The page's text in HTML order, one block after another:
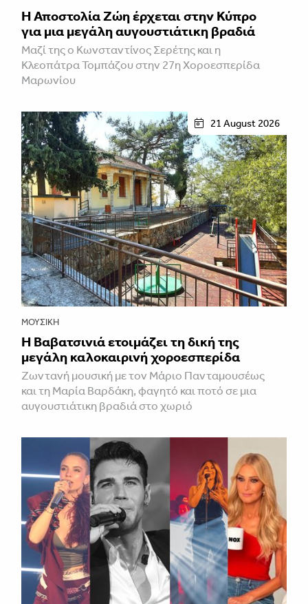
Η Αποστολία Ζώη έρχεται στην Κύπρο
για μια μεγάλη αυγουστιάτικη βραδιά
Μαζί της ο Κωνσταντίνος Σερέτης και η
Κλεοπάτρα Τομπάζου στην 27η Χοροεσπερίδα
Μαρωνίου
21 August 2026
ΜΟΥΣΙΚΉ
Η Βαβατσινιά ετοιμάζει τη δική της
μεγάλη καλοκαιρινή χοροεσπερίδα
Ζωντανή μουσική με τον Μάριο Πανταμουσέως
και τη Μαρία Βαρδάκη, φαγητό και ποτό σε μια
αυγουστιάτικη βραδιά στο χωριό